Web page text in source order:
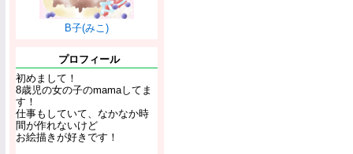
B子(みこ)
プロフィール
初めまして！
8歳児の女の子のmamaしてま
す！
仕事もしていて、なかなか時
間が作れないけど
お絵描きが好きです！